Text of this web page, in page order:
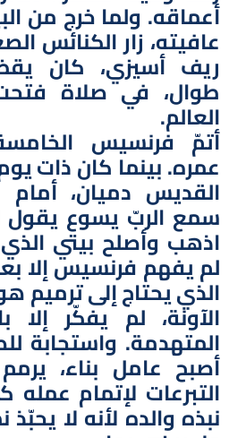
أعماقه. ولما خرج من
عافيته، زار الكنائس
ريف أسيزي، كان
طوال، في صلاة
العالم.
أتمّ فرنسيس
عمره. بينما كان ذات
القديس دميان، أمام
سمع الربّ يسوع يقول
اذهب وأصلح بيتي
لم يفهم فرنسيس إلا
الذي يحتاج إلى ترميم
الآونة، لم يفكّر إلا
المتهدمة. واستجابة
أصبح عامل بناء،
التبرعات لإتمام عمله
نبذه والده لأنه لا